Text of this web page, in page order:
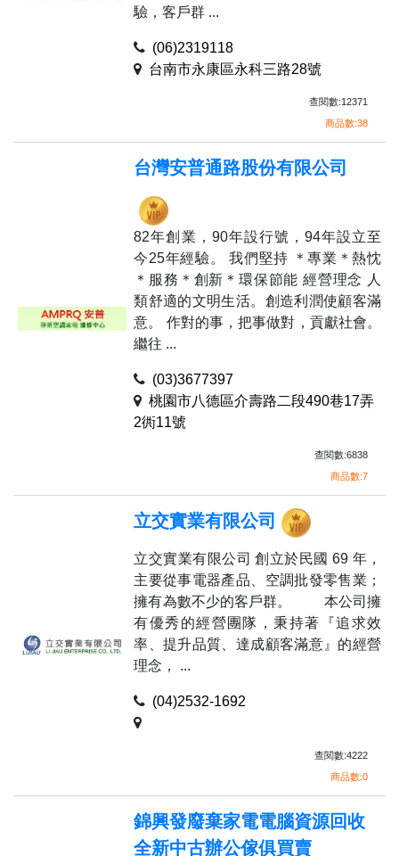
驗，客戶群 ...
(06)2319118
台南市永康區永科三路28號
查閱數:12371
商品數:38
台灣安普通路股份有限公司
82年創業，90年設行號，94年設立至
今25年經驗。 我們堅持 ＊專業＊熱忱
＊服務＊創新＊環保節能 經營理念 人
類舒適的文明生活。創造利潤使顧客滿
意。 作對的事，把事做對，貢獻社會。
繼往 ...
(03)3677397
桃園市八德區介壽路二段490巷17弄
2衖11號
查閱數:6838
商品數:7
立交實業有限公司
立交實業有限公司 創立於民國 69 年，
主要從事電器產品、空調批發零售業；
擁有為數不少的客戶群。 本公司擁
有優秀的經營團隊，秉持著『追求效
率、提升品質、達成顧客滿意』的經營
理念， ...
(04)2532-1692
查閱數:4222
商品數:0
錦興發廢棄家電電腦資源回收
全新中古辦公傢俱買賣